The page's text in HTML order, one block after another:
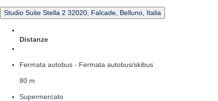
Studio Suite Stella 2 32020, Falcade, Belluno, Italia
Distanze
Fermata autobus - Fermata autobus/skibus
80 m
Supermercato